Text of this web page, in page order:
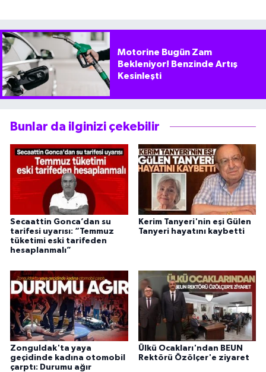
Motorine Bugün Zam
Bekleniyor! Benzinde Artış
Kesinleşti
Bunlar da ilginizi çekebilir
Secaattin Gonca’dan su
tarifesi uyarısı: “Temmuz
tüketimi eski tarifeden
hesaplanmalı”
Kerim Tanyeri'nin eşi Gülen
Tanyeri hayatını kaybetti
Zonguldak'ta yaya
geçidinde kadına otomobil
çarptı: Durumu ağır
Ülkü Ocakları'ndan BEUN
Rektörü Özölçer'e ziyaret